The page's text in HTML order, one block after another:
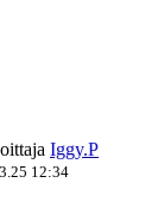
Iggy.P
12:34